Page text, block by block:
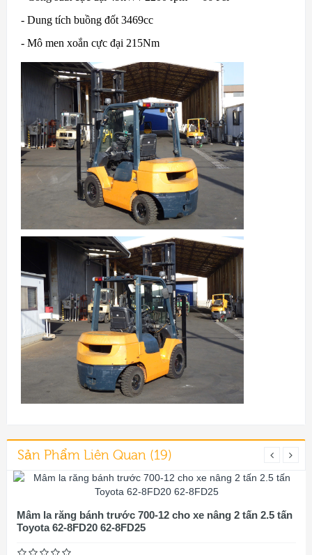
- Dung tích buồng đốt 3469cc
- Mô men xoắn cực đại 215Nm
Sản Phẩm Liên Quan (19)
Mâm la răng bánh trước 700-12 cho xe nâng 2 tấn 2.5 tấn
Toyota 62-8FD20 62-8FD25